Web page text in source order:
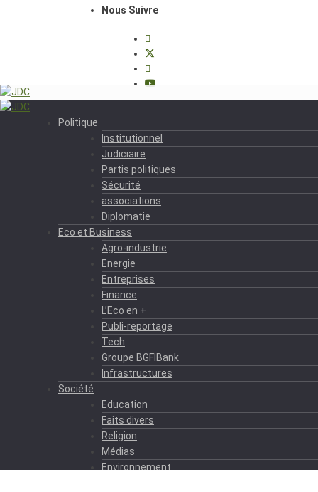
Nous Suivre
Politique
Institutionnel
Judiciaire
Partis politiques
Sécurité
associations
Diplomatie
Eco et Business
Agro-industrie
Energie
Entreprises
Finance
L’Eco en +
Publi-reportage
Tech
Groupe BGFIBank
Infrastructures
Société
Education
Faits divers
Religion
Médias
Environnement